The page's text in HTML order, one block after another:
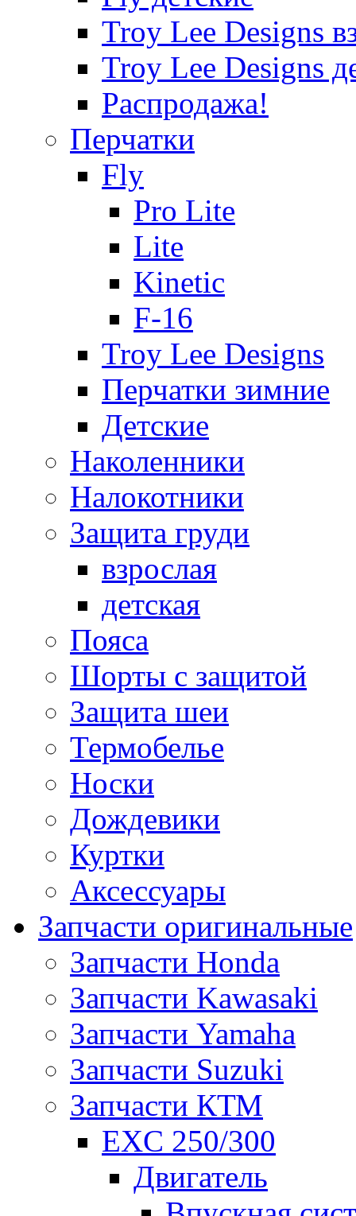
Troy Lee Designs
Troy Lee Designs
Распродажа!
Перчатки
Fly
Pro Lite
Lite
Kinetic
F-16
Troy Lee Designs
Перчатки зимние
Детские
Наколенники
Налокотники
Защита груди
взрослая
детская
Пояса
Шорты с защитой
Защита шеи
Термобелье
Носки
Дождевики
Куртки
Аксессуары
Запчасти оригинальные
Запчасти Honda
Запчасти Kawasaki
Запчасти Yamaha
Запчасти Suzuki
Запчасти КТМ
EXC 250/300
Двигатель